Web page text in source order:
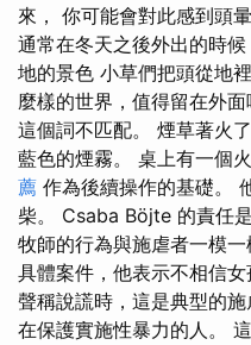
來， 你可能會對此感到頭
通常在冬天之後外出的時
地的景色 小草們把頭從地
麼樣的世界，值得留在外
這個詞不匹配。 煙草著火
藍色的煙霧。 桌上有一個
薦 作為後續操作的基礎。
柴。 Csaba Böjte 的責任
牧師的行為與施虐者一模
具體案件，他表示不相信女
聲稱說謊時，這是典型的
在保護實施性暴力的人。